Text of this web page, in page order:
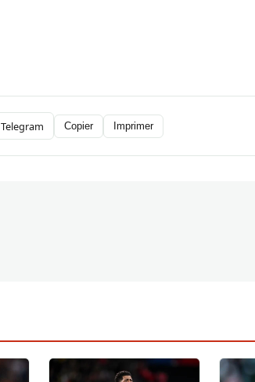
Telegram Copier Imprimer